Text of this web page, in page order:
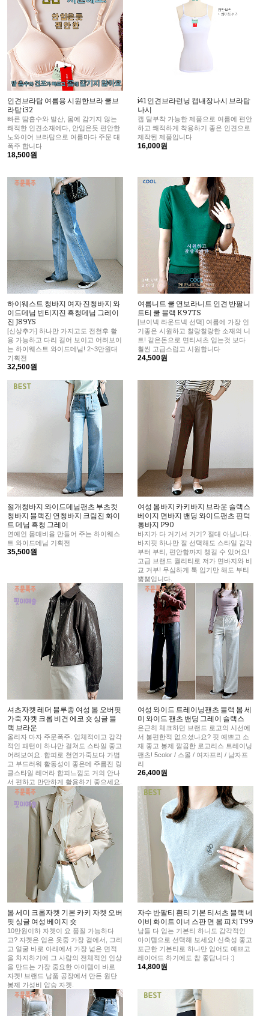
인견브라탑 여름용 시원한브라 쿨브
라탑 i32
빠른 땀흡수와 발산, 몸에 감기지 않는
쾌적한 인견소재에다, 안입은듯 편안한
노와이어 브라탑으로 여름마다 주문 대
폭주 합니다
18,500원
i41 인견브라런닝 캡내장나시 브라탑
나시
캡 탈부착 가능한 제품으로 여름에 편안
하고 쾌적하게 착용하기 좋은 인견으로
제작된 제품입니다
16,000원
하이웨스트 청바지 여자 진청바지 와
이드데님 빈티지진 흑청데님 그레이
진 J89YS
[신상추가] 하나만 가지고도 전천후 활
용 가능하고 다리 길어 보이고 어려보이
는 하이웨스트 와이드데님! 2~3만원대
기획전
32,500원
여름니트 쿨 연보라니트 인견 반팔니
트티 쿨 블랙 K97TS
[브이넥 라운드넥 선택] 여름에 가장 인
기좋은 시원하고 찰랑찰랑한 소재의 니
트! 같은돈으로 면티셔츠 입는것 보다
훨씬 고급스럽고 시원합니다
24,500원
절개청바지 와이드데님팬츠 부츠컷
청바지 블랙진 연청바지 크림진 화이
트 데님 흑청 그레이
연예인 몸매비율 만들어 주는 하이웨스
트 와이드데님 기획전
35,500원
여성 봄바지 카키바지 브라운 슬랙스
베이지 면바지 밴딩 와이드팬츠 핀턱
통바지 P90
바지가 다 거기서 거기? 절대 아닙니다.
바지핏 하나만 잘 선택해도 스타일 감각
부터 부티, 편안함까지 챙길 수 있어요!
고급 브랜드 퀄리티로 저가 면바지와 비
교 거부! 무심하게 툭 입기만 해도 부티
뿜뿜입니다.
67,500원
셔츠자켓 레더 블루종 여성 봄 오버핏
가죽 자켓 크롭 비건 에코 숏 싱글 블
랙 브라운
올리자 마자 주문폭주. 입체적이고 감각
적인 패턴이 하나만 걸쳐도 스타일 좋고
어려보여요. 합피로 천연가죽보다 가볍
고 부드러워 활동성이 좋은데 주름진 링
클스타일 레더라 합피느낌도 거의 안나
서 편하고 만만하게 활용하기 좋으세요.
85,500원
여성 와이드 트레이닝팬츠 블랙 봄 세
미 와이드 팬츠 밴딩 그레이 슬랙스
은근히 체크하던 브랜드 로고의 시선에
서 불편한적 없으셨나요? 핏 예쁘고 소
재 좋고 봉제 깔끔한 로고리스 트레이닝
팬츠! 5color / 스몰 / 여자프리 / 남자프
리
26,400원
봄 세미 크롭자켓 기본 카키 자켓 오버
핏 싱글 여성 베이지 숏
10만원이하 자켓이 요 품질 가능하다
고? 자켓은 입은 옷중 가장 겉에서, 그리
고 얼굴 바로 아래에서 가장 넓은 면적
을 차지하기에 그 사람의 전체적인 인상
을 만드는 가장 중요한 아이템이 바로
자켓! 브랜드 납품 공장에서 만든 원단
봉제 가성비 압승 자켓.
98,500원
자수 반팔티 흰티 기본 티셔츠 블랙 네
이비 화이트 이너 스판 면 봄 피치 T99
남들 다 입는 기본티 하니도 감각적인
아이템으로 선택해 보세요! 신축성 좋고
포근한 기본티로 하나만 입어도 예쁘고
레이어드 하기에도 참 좋답니다 :)
14,800원